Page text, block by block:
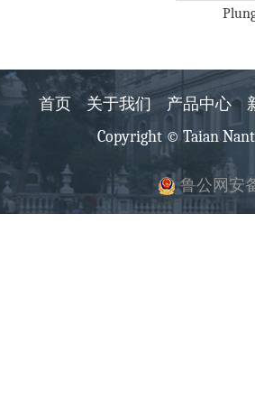
首页 关于我们 产品中心
Copyright © Taian
鲁公网安